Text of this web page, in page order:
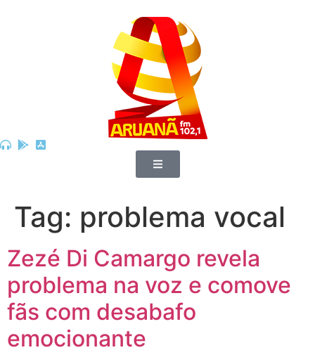
Tag: problema vocal
Zezé Di Camargo revela
problema na voz e comove
fãs com desabafo
emocionante